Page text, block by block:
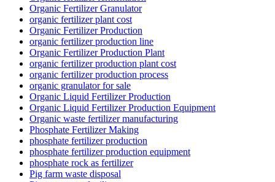
Organic Fertilizer Granulator
organic fertilizer plant cost
Organic Fertilizer Production
organic fertilizer production line
Organic Fertilizer Production Plant
organic fertilizer production plant cost
organic fertilizer production process
organic granulator for sale
Organic Liquid Fertilizer Production
Organic Liquid Fertilizer Production Equipment
Organic waste fertilizer manufacturing
Phosphate Fertilizer Making
phosphate fertilizer production
phosphate fertilizer production equipment
phosphate rock as fertilizer
Pig farm waste disposal